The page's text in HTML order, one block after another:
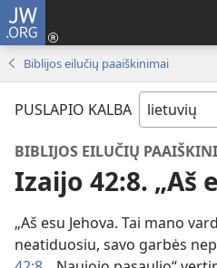
JW.ORG
Biblijos eilučių paaiškinimai
PUSLAPIO KALBA
BIBLIJOS EILUČIŲ
Izaijo 42:8. „Aš
„Aš esu Jehova. Tai mano
neatiduosiu, savo garbės